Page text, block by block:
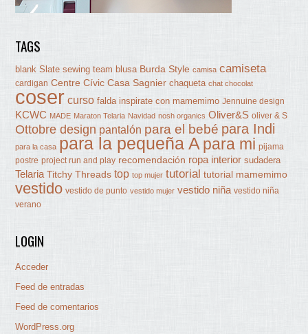
TAGS
blank Slate sewing team blusa Burda Style camisa camiseta
cardigan Centre Cívic Casa Sagnier chaqueta chat chocolat
coser curso falda inspirate con mamemimo Jennuine design
KCWC MADE Maraton Telaria Navidad nosh organics Oliver&S oliver & S
Ottobre design pantalón para el bebé para Indi
para la casa para la pequeña A para mi pijama
postre project run and play recomendación ropa interior sudadera
Telaria Titchy Threads top top mujer tutorial tutorial mamemimo
vestido vestido de punto vestido mujer vestido niña vestido niña
verano
LOGIN
Acceder
Feed de entradas
Feed de comentarios
WordPress.org